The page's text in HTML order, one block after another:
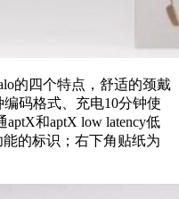
的四个特点，舒适的颈戴
码格式、充电10分钟使
和aptX low latency低
的标识；右下角贴纸为